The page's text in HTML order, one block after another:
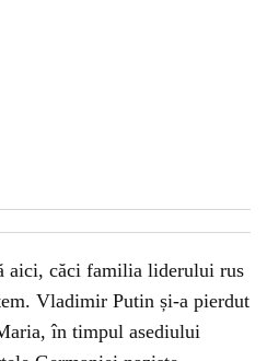
aici, căci familia liderului rus
Vladimir Putin și-a pierdut
în timpul asediului